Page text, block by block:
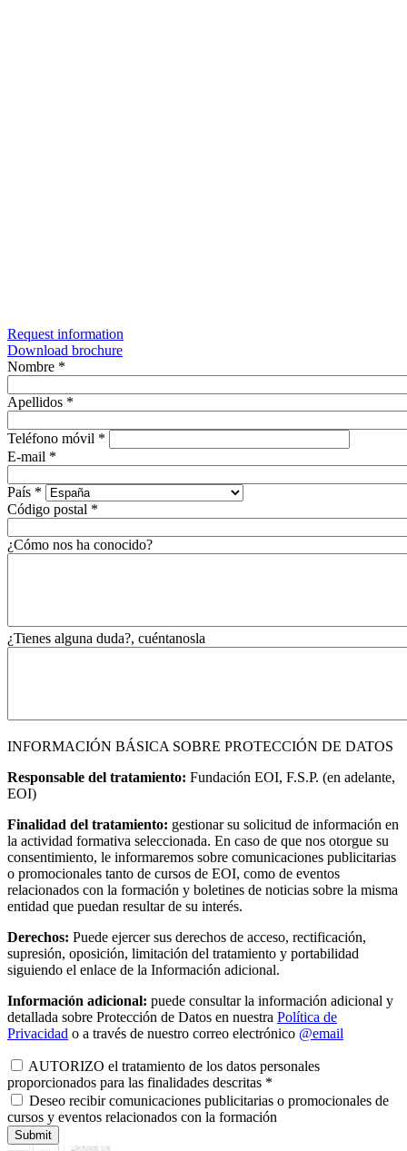
Request information
Download brochure
Nombre *
Apellidos *
Teléfono móvil *
E-mail *
País *
Código postal *
¿Cómo nos ha conocido?
¿Tienes alguna duda?, cuéntanosla
INFORMACIÓN BÁSICA SOBRE PROTECCIÓN DE DATOS
Responsable del tratamiento: Fundación EOI, F.S.P. (en adelante,
EOI)
Finalidad del tratamiento: gestionar su solicitud de información en
la actividad formativa seleccionada. En caso de que nos otorgue su
consentimiento, le informaremos sobre comunicaciones publicitarias
o promocionales tanto de cursos de EOI, como de eventos
relacionados con la formación y boletines de noticias sobre la misma
entidad que puedan resultar de su interés.
Derechos: Puede ejercer sus derechos de acceso, rectificación,
supresión, oposición, limitación del tratamiento y portabilidad
siguiendo el enlace de la Información adicional.
Información adicional: puede consultar la información adicional y
detallada sobre Protección de Datos en nuestra Política de
Privacidad o a través de nuestro correo electrónico @email
AUTORIZO el tratamiento de los datos personales
proporcionados para las finalidades descritas *
Deseo recibir comunicaciones publicitarias o promocionales de
cursos y eventos relacionados con la formación